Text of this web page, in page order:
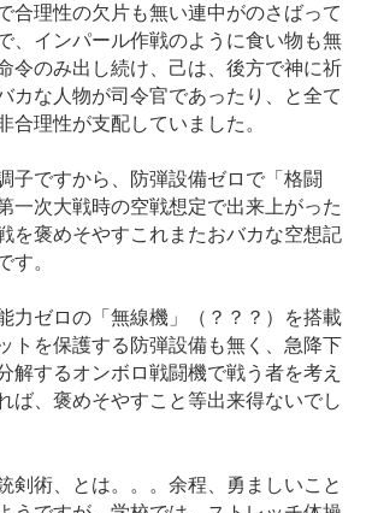
合理性の欠片も無い連中がのさばって
、インパール作戦のように食い物も無
令のみ出し続け、己は、後方で神に祈
カな人物が司令官であったり、と全て
合理性が支配していました。
子ですから、防弾設備ゼロで「格闘
一次大戦時の空戦想定で出来上がった
を褒めそやすこれまたおバカな空想記
す。
力ゼロの「無線機」（？？？）を搭載
トを保護する防弾設備も無く、急降下
解するオンボロ戦闘機で戦う者を考え
ば、褒めそやすこと等出来得ないでし
剣術、とは。。。余程、勇ましいこと